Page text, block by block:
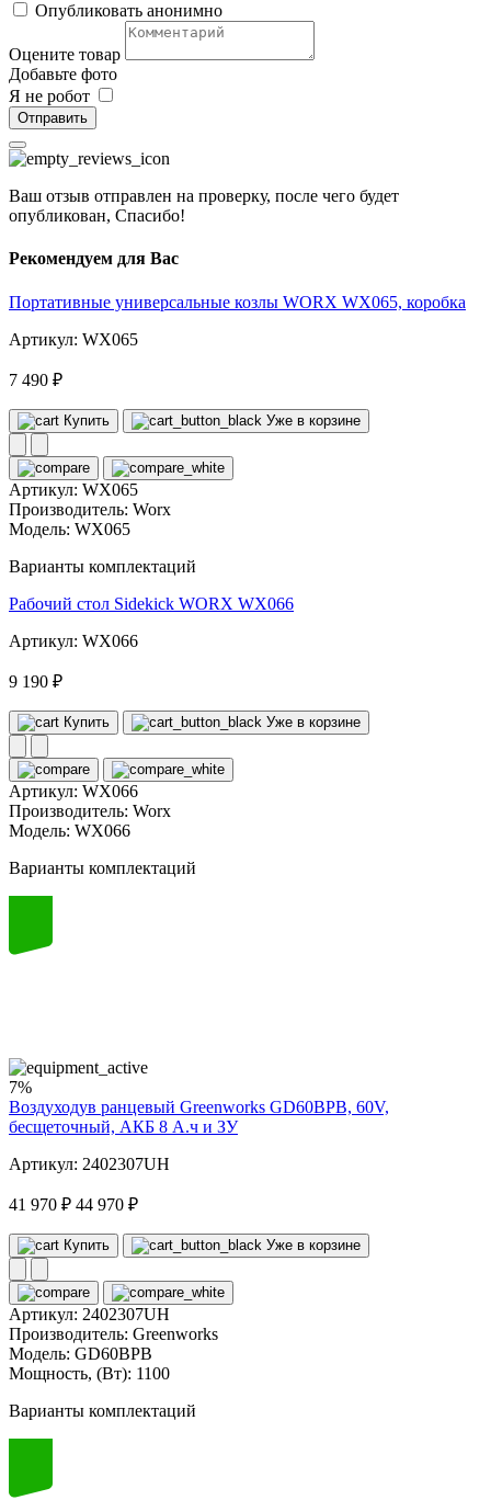
Опубликовать анонимно
Оцените товар
Добавьте фото
Я не робот
Отправить
Ваш отзыв отправлен на проверку, после чего будет
опубликован, Спасибо!
Рекомендуем для Вас
Портативные универсальные козлы WORX WX065, коробка
Артикул: WX065
7 490 ₽
Купить Уже в корзине
Артикул: WX065
Производитель: Worx
Модель: WX065
Варианты комплектаций
Рабочий стол Sidekick WORX WX066
Артикул: WX066
9 190 ₽
Купить Уже в корзине
Артикул: WX066
Производитель: Worx
Модель: WX066
Варианты комплектаций
7%
Воздуходув ранцевый Greenworks GD60BPB, 60V,
бесщеточный, АКБ 8 А.ч и ЗУ
Артикул: 2402307UH
41 970 ₽ 44 970 ₽
Купить Уже в корзине
Артикул: 2402307UH
Производитель: Greenworks
Модель: GD60BPB
Мощность, (Вт): 1100
Варианты комплектаций